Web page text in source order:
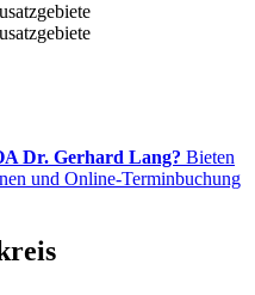
Dr. Gerhard Lang? Bieten
und Online-Terminbuchung